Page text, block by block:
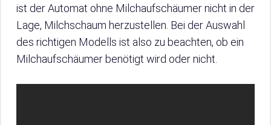
ist der Automat ohne Milchaufschäumer nicht in der
Lage, Milchschaum herzustellen. Bei der Auswahl
des richtigen Modells ist also zu beachten, ob ein
Milchaufschäumer benötigt wird oder nicht.